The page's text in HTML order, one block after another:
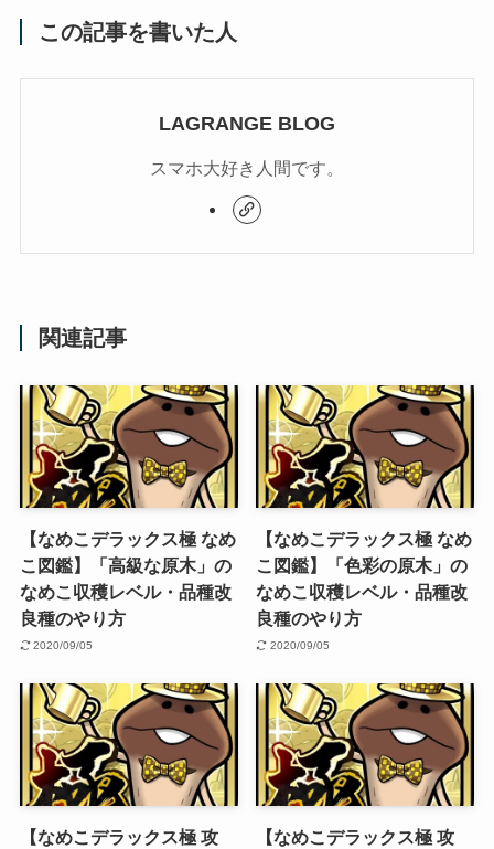
この記事を書いた人
LAGRANGE BLOG
スマホ大好き人間です。
関連記事
【なめこデラックス極 なめ
こ図鑑】「高級な原木」の
なめこ収穫レベル・品種改
良種のやり方
2020/09/05
【なめこデラックス極 なめ
こ図鑑】「色彩の原木」の
なめこ収穫レベル・品種改
良種のやり方
2020/09/05
【なめこデラックス極 攻
【なめこデラックス極 攻